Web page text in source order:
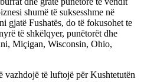
shumë të suksesshme në
gjatë Fushatës, do të fokusohet te
të shkëlqyer, punëtorët dhe
Miçigan, Wisconsin, Ohio,
vazhdojë të luftojë për Kushtetutën